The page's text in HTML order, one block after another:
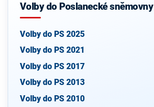
Volby do Poslanecké sněmovny
Volby do PS 2025
Volby do PS 2021
Volby do PS 2017
Volby do PS 2013
Volby do PS 2010